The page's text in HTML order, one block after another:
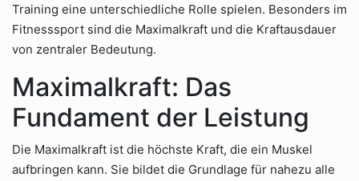
Training eine unterschiedliche Rolle spielen. Besonders im
Fitnesssport sind die Maximalkraft und die Kraftausdauer
von zentraler Bedeutung.
Maximalkraft: Das
Fundament der Leistung
Die Maximalkraft ist die höchste Kraft, die ein Muskel
aufbringen kann. Sie bildet die Grundlage für nahezu alle